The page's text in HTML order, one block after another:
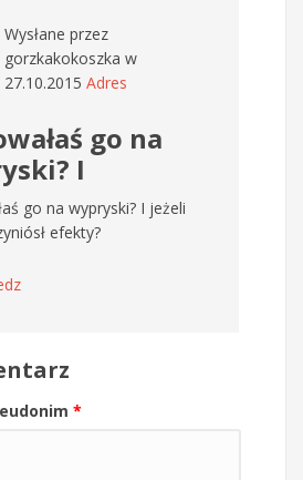
Wysłane przez
gorzkakokoszka w
27.10.2015 Adres
go na
I
go na wypryski? I jeżeli
efekty?
*